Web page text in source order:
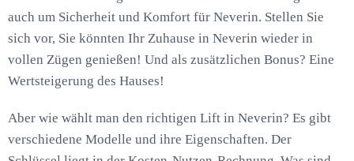
auch um Sicherheit und Komfort für Neverin. Stellen Sie
sich vor, Sie könnten Ihr Zuhause in Neverin wieder in
vollen Zügen genießen! Und als zusätzlichen Bonus? Eine
Wertsteigerung des Hauses!
Aber wie wählt man den richtigen Lift in Neverin? Es gibt
verschiedene Modelle und ihre Eigenschaften. Der